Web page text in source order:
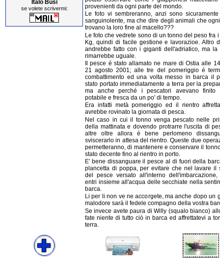
Italo Busi
se volete scrivermi:
provenienti da ogni parte del mondo.
Le foto vi sembreranno, anzi sono
sanguinolente, ma che dire degli animali che
trovano la loro fine al macello???
Le foto che vedrete sono di un tonno del peso fra
Kg, quindi di facile gestione e lavorazioe. Altro
andrebbe fatto con i giganti dell'adriatico, ma la
rimarrebbe uguale.
Il pesce é stato allamato ne mare di Ostia alle
21 agosto 2001; alle tre del pomeriggio é
combattimento ed una volta messo in barca il
stato portato immediatamente a terra per la
ma anche perché i pescatori avevano finito
potabile e fresca da un po' di tempo.
Era infatti metà pomeriggio ed il rientro
avrebbe rovinato la giornata di pesca.
Nel caso in cui il tonno venga pescato nelle
della mattinata e dovendo protrarre l'uscita di
altre oltre allora é bene perlomeno
sviscerarlo in attesa del rientro. Queste due
permetteranno, di mantenere e conservare il
stato decente fino al rientro in porto.
E' bene dissanguare il pesce al di fuori della
plancetta di poppa, per evitare che nel lavare il
del pesce versato all'interno dell'imbarcazione,
entri insieme all'acqua delle secchiate nella
barca.
Li per li non ve ne accorgete, ma anche dopo un
malodore sarà il fedele compagno della vostra
Se invece avete paura di Willy (squalo bianco)
fate niente di tutto ciò in barca ed affrettatevi a
terra.